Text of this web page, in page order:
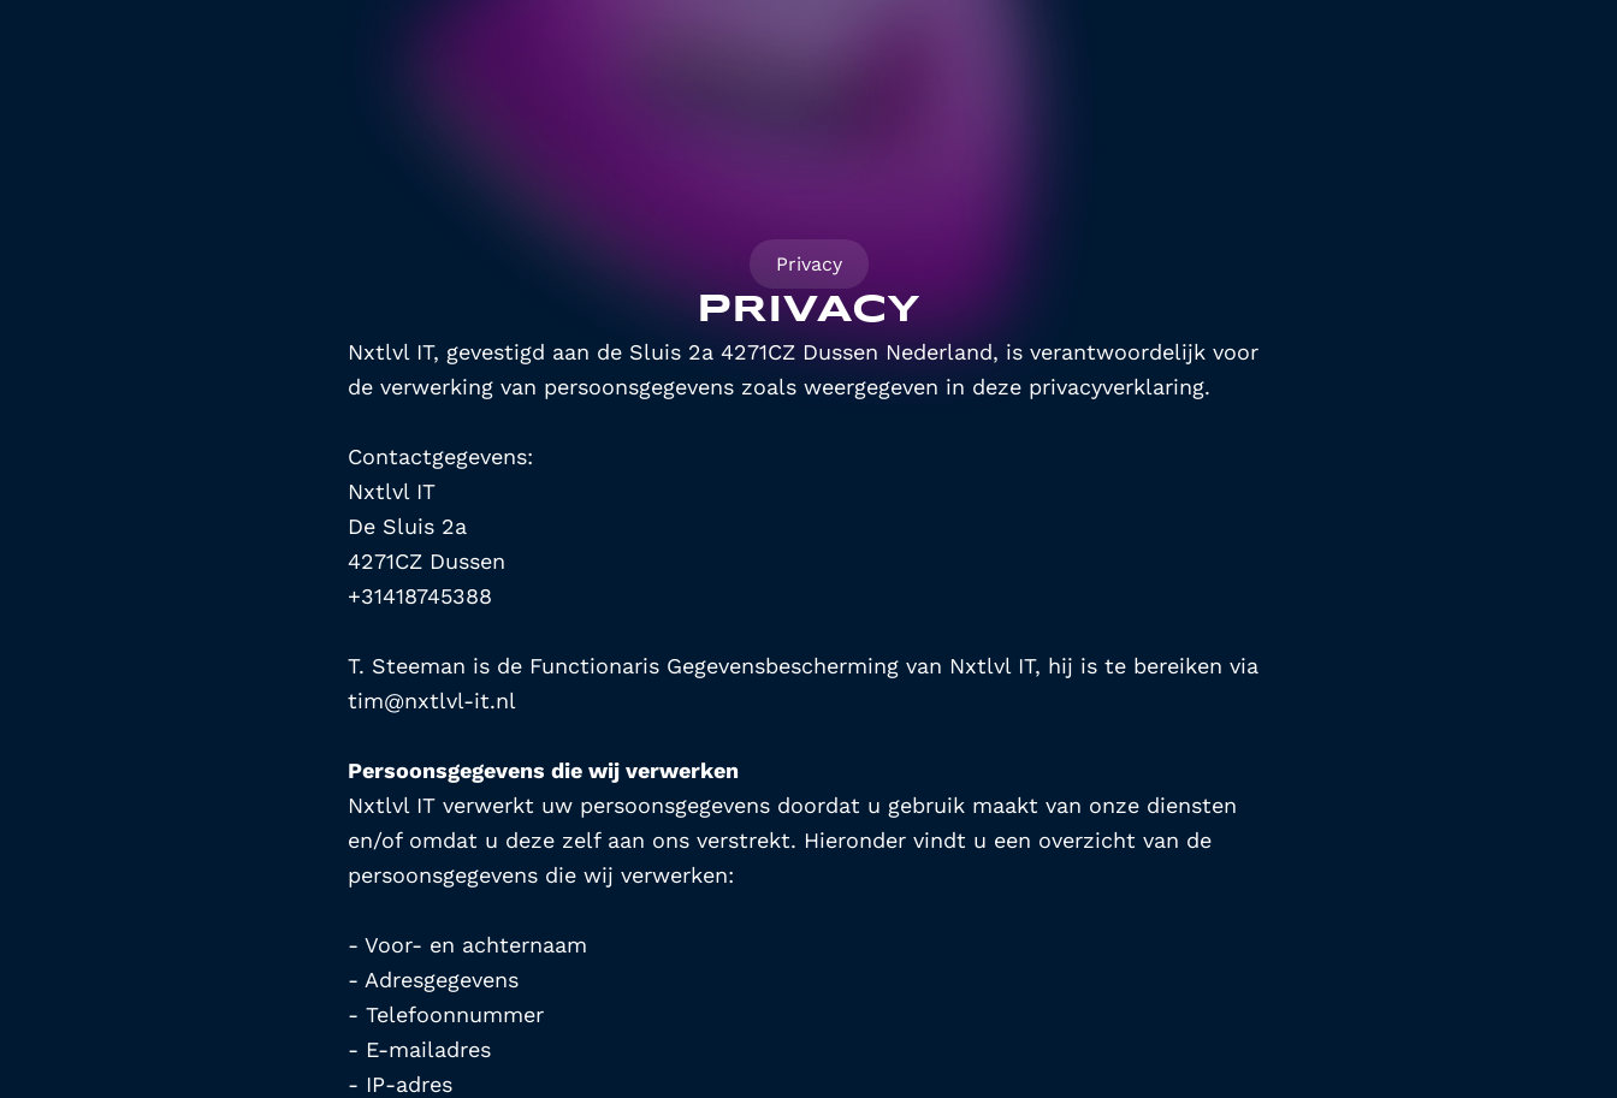
Privacy
PRIVACY
Nxtlvl IT, gevestigd aan de Sluis 2a 4271CZ Dussen Nederland, is verantwoordelijk voor
de verwerking van persoonsgegevens zoals weergegeven in deze privacyverklaring.
Contactgegevens:
Nxtlvl IT
De Sluis 2a
4271CZ Dussen
+31418745388
T. Steeman is de Functionaris Gegevensbescherming van Nxtlvl IT, hij is te bereiken via
tim@nxtlvl-it.nl
Persoonsgegevens die wij verwerken
Nxtlvl IT verwerkt uw persoonsgegevens doordat u gebruik maakt van onze diensten
en/of omdat u deze zelf aan ons verstrekt. Hieronder vindt u een overzicht van de
persoonsgegevens die wij verwerken:
- Voor- en achternaam
- Adresgegevens
- Telefoonnummer
- E-mailadres
- IP-adres